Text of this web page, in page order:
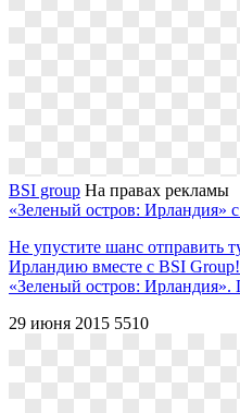
BSI group На правах рекламы
«Зеленый остров: Ирландия»
Не упустите шанс отправить
Ирландию вместе с BSI
«Зеленый остров: Ирландия».
29 июня 2015 5510